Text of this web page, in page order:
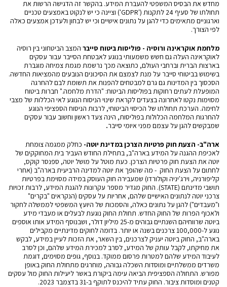
מחדש את הבסיס המשפטי להעברת המידע. בהקשר זה הדגישה הרשות את
תחולתו של סעיף 24 לתקנות ('GDPR') וציינה כי יש לנקוט באמצעים טכניים
וארגוניים מתאימים כדי להגן על נתונים אישיים וכי יש לבחון ולעדכן אמצעים כאלה
לפי הצורך.
מלחמת אוקראינה ורוסיה - פוליסות ביטוח סייבר המצב הביטחוני בין רוסיה
לאוקראינה העלה גם חשש משמעותי בנוגע לאבטחת הסייבר עבור עסקים
בארצות הברית וברחבי העולם, כתוצאה מכך נרשמת מגמת צמיחה מוגברת
בשימוש בביטוחי סייבר על מנת לצמצם את הסיכונים הנובעים מהמציאות החדשה.
הסכסוך בין המדינות גם גרם למבטחים להפנות את תשומת לבם להחרגה
המופעלת לעתים רחוקות בפוליסות הביטוח: "הדרת מלחמה." חברות ביטוח
מסוימות נקטו לאחרונה בצעדים לקראת שינוי הניסוח הנוגע לאי הכללות של מצבי
לחימה. הערכת תחולתו של הכיסוי הביטוחי, לרבות הניסוח הספציפי הנוגע
להחרגות המלחמה הכלולות בפוליסות, הינה צעד ראשון וחשוב עבור עסקים
שמבקשים להגן על עצמם מפני איומי סייבר.
ארה"ב- הצעת חוק פרטיות הצרכן במדינת יוטה- כחלק ממגמה צומחת
לאכיפת ההגנה על המידע בארה"ב, בתחילת החודש העביר בית המחוקקים של
יוטה את הצעת חוק פרטיות הצרכן. כעת מוטל על מושל יוטה, ספנסר קוקס,
לחתום על הצעת החוק - מה שהופך את יוטה למדינה הרביעית בארה"ב (אחרי
קליפורניה, וירג'יניה וקולורדו) שמעבירה חוק העוסק במידה מסוימת בפרטיות
תושבי מדינתם (STATE). החוק מגדיר מספר עקרונות להגנת המידע, לרבות זכויות
צרכני יוטה לנתונים האישיים שלהם, אחריות על עסקים (הנקראים "בקרים"
ו"מעבדים") להגן על נתונים כאלה, והסמכות של היועץ המשפטי לממשלה לחקור
ולאכוף הפרות של החוק החדש. תחולת החוק נוגעת לבעלים או מעבדי מידע
ביוטה שרווחיהם השנתיים גבוהים מ-25 מיליון דולר, ושבנוסף המידע אותו אוספים
נוגע ל-100,000 צרכנים בשנה או יותר. בדומה לחוקים מדינתיים מקבילים
בארה"ב, החוק ביוטה יעניק לצרכנים, בין השאר, את הזכות לעיין במידע, לבקש
את מחיקתו, לקבל עותק של המידע, לסרב למכירת המידע שלהם, וכן לסרב
לעיבוד המידע שלהם למטרות פרסום ממוקד. בנוסף, גופים מסוימים, דוגמת
משרדים ממשלתיים ומוסדות השכלה גבוהה, מוחרגים מתחולת החוק באופן
מפורש. התחולה הספציפית הביאה עימה ביקורת באשר ליעילות החוק מול עסקים
קטנים ומוסדות ציבור. החוק עתיד להיכנס לתוקף ב-31 בדצמבר 2023.